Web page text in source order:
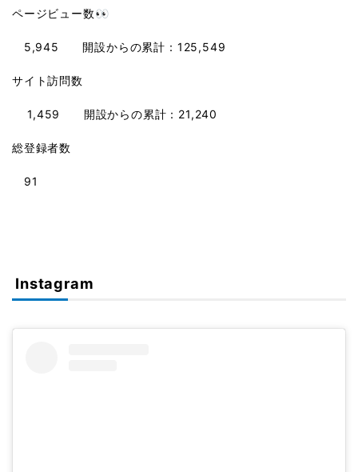
ページビュー数👀
5,945 開設からの累計：125,549
サイト訪問数
1,459 開設からの累計：21,240
総登録者数
91
Instagram